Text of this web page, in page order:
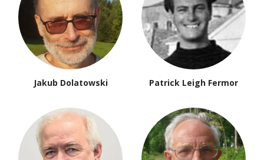
Jakub Dolatowski Patrick Leigh Fermor